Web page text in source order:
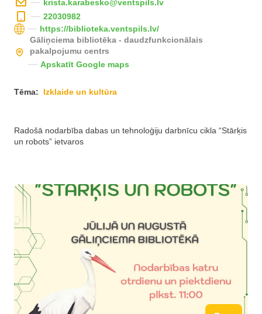
krista.karabesko@ventspils.lv
22030982
https://biblioteka.ventspils.lv/
Gāliņciema bibliotēka - daudzfunkcionālais
pakalpojumu centrs
Apskatīt Google maps
Tēma: Izklaide un kultūra
Radošā nodarbība dabas un tehnoloģiju darbnīcu cikla “Stārķis
un robots” ietvaros